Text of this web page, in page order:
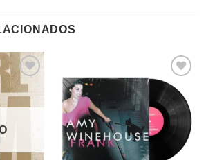
Adicionar
a lista de
desejos
Adicionar
a lista de
desejos